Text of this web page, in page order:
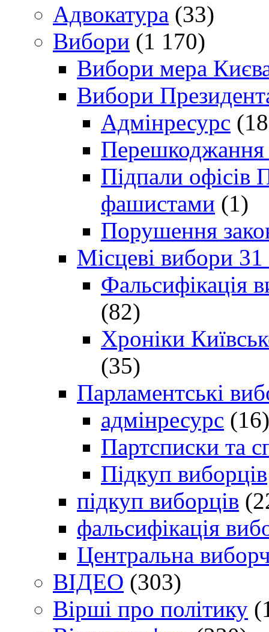
Адвокатура (33)
Вибори (1 170)
Вибори мера
Вибори
Адмінресурс
Перешкоджання
Підпали офісів
фашистами (1)
Порушення
Місцеві вибори
Фальсифікація
(82)
Хроніки
(35)
Парламентські
адмінресурс (16)
Партсписки та
Підкуп виборців
підкуп виборців
фальсифікація
Центральна
ВІДЕО (303)
Вірші про політику